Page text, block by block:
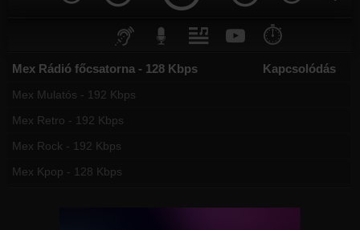
⏱️
Mex Rádió főcsatorna - 128 Kbps Kapcsolódás
Mex Mulatós - 192 Kbps
Mex Retro - 192 Kbps
Mex Rock - 192 Kbps
Mex Kpop - 128 Kbps